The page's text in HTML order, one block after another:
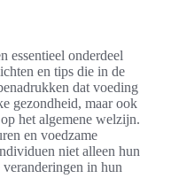
essentieel onderdeel
en tips die in de
dat voeding
gezondheid, maar ook
het algemene welzijn.
en voedzame
niet alleen hun
in hun